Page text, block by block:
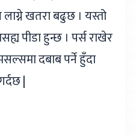
लाग्ने खतरा बढुछ । यस्तो
पीडा हुन्छ । पर्स राखेर
दबाब पर्ने हुँदा
|